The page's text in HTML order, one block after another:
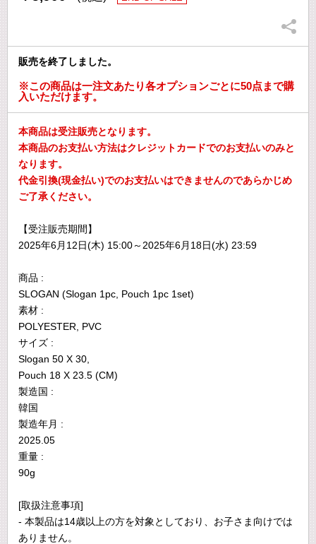
販売を終了しました。
※この商品は一注文あたり各オプションごとに50点まで購
入いただけます。
本商品は受注販売となります。
本商品のお支払い方法はクレジットカードでのお支払いのみと
なります。
代金引換(現金払い)でのお支払いはできませんのであらかじめ
ご了承ください。
【受注販売期間】
2025年6月12日(木) 15:00～2025年6月18日(水) 23:59
商品 :
SLOGAN (Slogan 1pc, Pouch 1pc 1set)
素材 :
POLYESTER, PVC
サイズ :
Slogan 50 X 30,
Pouch 18 X 23.5 (CM)
製造国 :
韓国
製造年月 :
2025.05
重量 :
90g
[取扱注意事項]
- 本製品は14歳以上の方を対象としており、お子さま向けでは
ありません。